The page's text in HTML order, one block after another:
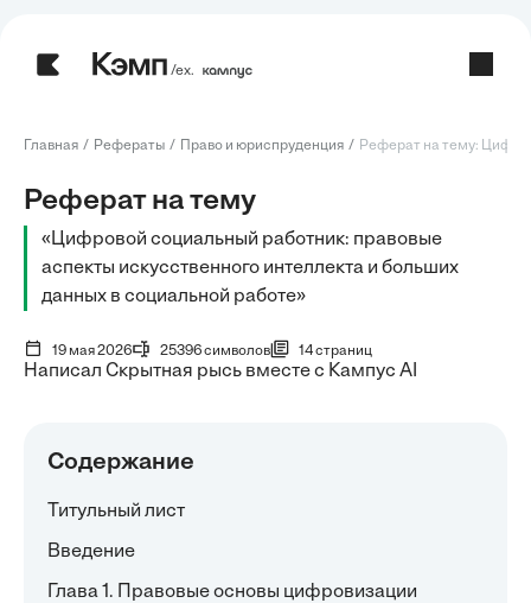
/ех.
Главная Рефераты Право и юриспруденция Реферат на тему:
Реферат на тему
«Цифровой социальный работник: правовые
аспекты искусственного интеллекта и больших
данных в социальной работе»
19 мая 2026 25396 символов 14 страниц
Написал Скрытная рысь вместе с Кампус AI
Содержание
Титульный лист
Введение
Глава 1. Правовые основы цифровизации